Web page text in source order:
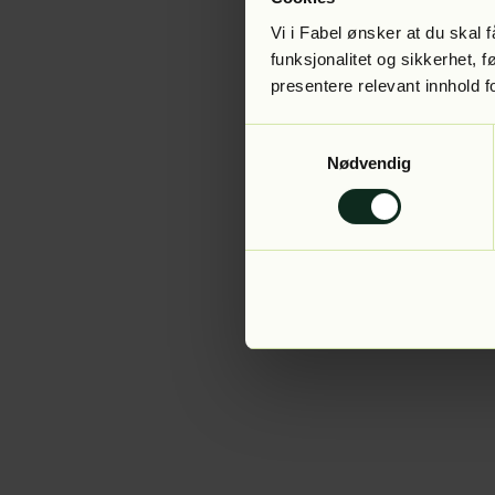
Vi i Fabel ønsker at du skal
funksjonalitet og sikkerhet,
presentere relevant innhold
Nødvendig
Application